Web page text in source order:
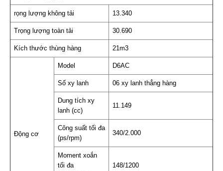
rọng lượng không tải 13.340
Trọng lượng toàn tải 30.690
Kích thước thùng hàng 21m3
Động cơ
Model D6AC
Số xy lanh 06 xy lanh thẳng hàng
Dung tích xy
lanh (cc)
11.149
Công suất tối đa
(ps/rpm)
340/2.000
Moment xoắn
tối đa
148/1200